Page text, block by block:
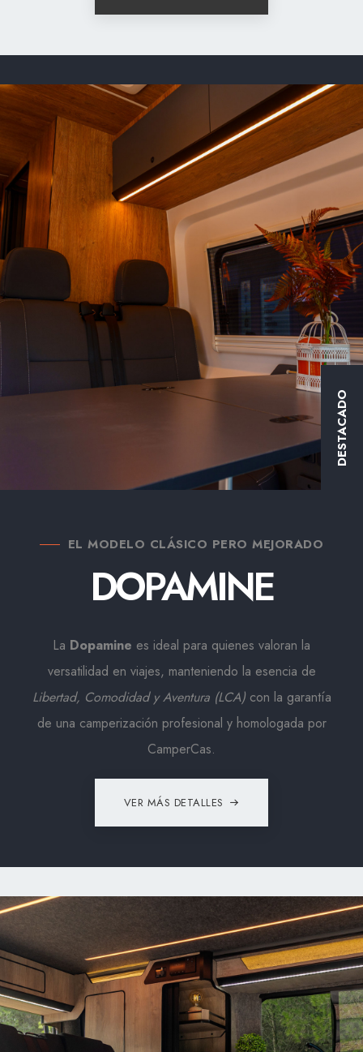
DESTACADO
EL MODELO CLÁSICO PERO MEJORADO
DOPAMINE
La Dopamine es ideal para quienes valoran la
versatilidad en viajes, manteniendo la esencia de
Libertad, Comodidad y Aventura (LCA)con la garantía
de una camperización profesional y homologada por
CamperCas.
VER MÁS DETALLES